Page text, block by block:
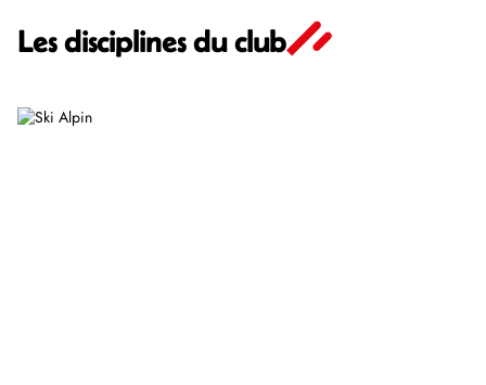
Les disciplines du club